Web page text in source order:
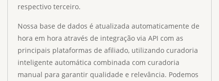
respectivo terceiro.
Nossa base de dados é atualizada automaticamente de
hora em hora através de integração via API com as
principais plataformas de afiliado, utilizando curadoria
inteligente automática combinada com curadoria
manual para garantir qualidade e relevância. Podemos